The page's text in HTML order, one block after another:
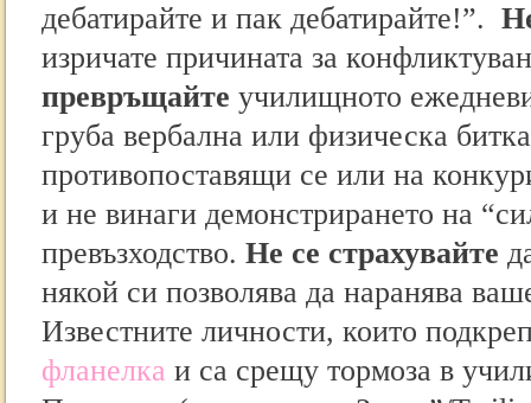
дебатирайтe и пак дебатирайте!”.
изричате причината за
превръщайте училищното
груба вербална или физическа
противопоставящи се или на
и не винаги демонстрирането на
превъзходство. Не се страхувайте
някой си позволява да наранява
Известните личности, които
фланелка и са срещу тормоза в